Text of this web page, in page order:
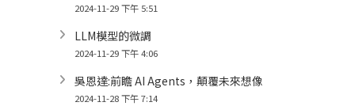
2024-11-29 下午 5:51
LLM模型的微調
2024-11-29 下午 4:06
吳恩達:前瞻 AI Agents，顛覆未來想像
2024-11-28 下午 7:14